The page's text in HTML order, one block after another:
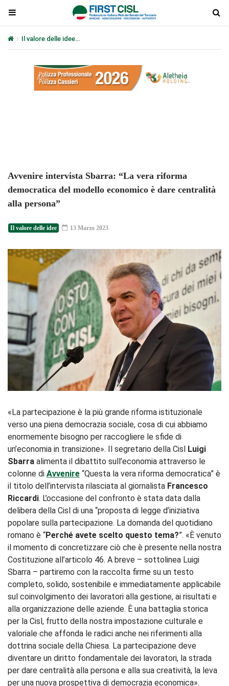
Il valore delle idee
Avvenire intervista Sbarra: “La vera riforma
democratica del modello economico è dare centralità
alla persona”
Il valore delle idee 13 Marzo 2023
«La partecipazione è la più grande riforma istituzionale
verso una piena democrazia sociale, cosa di cui abbiamo
enormemente bisogno per raccogliere le sfide di
un’economia in transizione». Il segretario della Cisl Luigi
Sbarra alimenta il dibattito sull’economia attraverso le
colonne di Avvenire “Questa la vera riforma democratica” è
il titolo dell’intervista rilasciata al giornalista Francesco
Riccardi. L’occasione del confronto è stata data dalla
delibera della Cisl di una “proposta di legge d’iniziativa
popolare sulla partecipazione. La domanda del quotidiano
romano è “Perché avete scelto questo tema?”. «È venuto
il momento di concretizzare ciò che è presente nella nostra
Costituzione all’articolo 46. A breve – sottolinea Luigi
Sbarra – partiremo con la raccolta firme su un testo
completo, solido, sostenibile e immediatamente applicabile
sul coinvolgimento dei lavoratori alla gestione, ai risultati e
alla organizzazione delle aziende. È una battaglia storica
per la Cisl, frutto della nostra impostazione culturale e
valoriale che affonda le radici anche nei riferimenti alla
dottrina sociale della Chiesa. La partecipazione deve
diventare un diritto fondamentale dei lavoratori, la strada
per dare centralità alla persona e alla sua creatività, la leva
per una nuova prospettiva di democrazia economica».